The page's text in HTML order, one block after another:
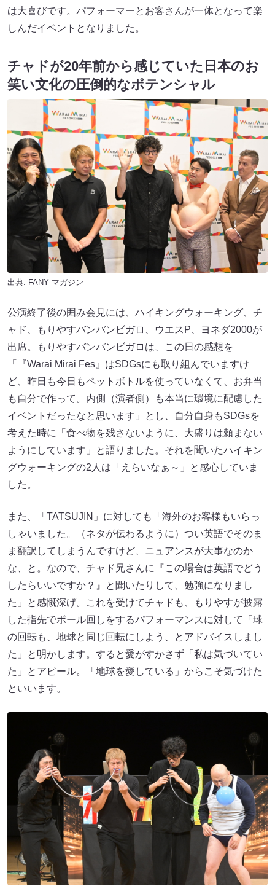
は大喜びです。パフォーマーとお客さんが一体となって楽
しんだイベントとなりました。
チャドが20年前から感じていた日本のお
笑い文化の圧倒的なポテンシャル
出典: FANY マガジン
公演終了後の囲み会見には、ハイキングウォーキング、チ
ャド、もりやすバンバンビガロ、ウエスP、ヨネダ2000が
出席。もりやすバンバンビガロは、この日の感想を
「『Warai Mirai Fes』はSDGsにも取り組んでいますけ
ど、昨日も今日もペットボトルを使っていなくて、お弁当
も自分で作って。内側（演者側）も本当に環境に配慮した
イベントだったなと思います」とし、自分自身もSDGsを
考えた時に「食べ物を残さないように、大盛りは頼まない
ようにしています」と語りました。それを聞いたハイキン
グウォーキングの2人は「えらいなぁ～」と感心していま
した。
また、「TATSUJIN」に対しても「海外のお客様もいらっ
しゃいました。（ネタが伝わるように）つい英語でそのま
ま翻訳してしまうんですけど、ニュアンスが大事なのか
な、と。なので、チャド兄さんに『この場合は英語でどう
したらいいですか？』と聞いたりして、勉強になりまし
た」と感慨深げ。これを受けてチャドも、もりやすが披露
した指先でボール回しをするパフォーマンスに対して「球
の回転も、地球と同じ回転にしよう、とアドバイスしまし
た」と明かします。すると愛がすかさず「私は気づいてい
た」とアピール。「地球を愛している」からこそ気づけた
といいます。